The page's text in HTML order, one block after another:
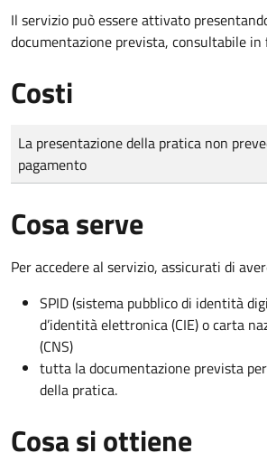
Il servizio può essere attivato
documentazione prevista, consultabile in
Costi
Tipo di pagamento
Importo
La presentazione della pratica non
pagamento
Cosa serve
Per accedere al servizio, assicurati di
SPID (sistema pubblico di identità
d’identità elettronica (CIE) o carta
(CNS)
tutta la documentazione prevista
della pratica.
Cosa si ottiene